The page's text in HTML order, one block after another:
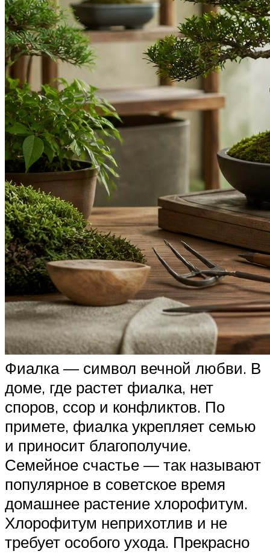
Фиалка — символ вечной любви. В
доме, где растет фиалка, нет
споров, ссор и конфликтов. По
примете, фиалка укрепляет семью
и приносит благополучие.
Семейное счастье — так называют
популярное в советское время
домашнее растение хлорофитум.
Хлорофитум неприхотлив и не
требует особого ухода. Прекрасно